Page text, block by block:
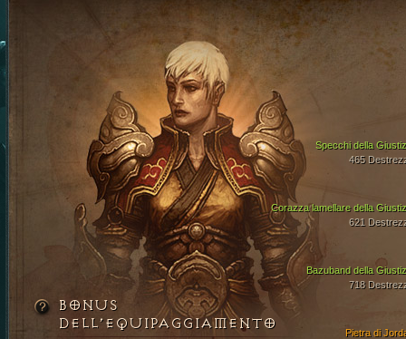
Corazza lamellare della
621
Bazuband della
718
Specchi della
465
Pietra di
BONUS
DELL’EQUIPAGGIAMENTO